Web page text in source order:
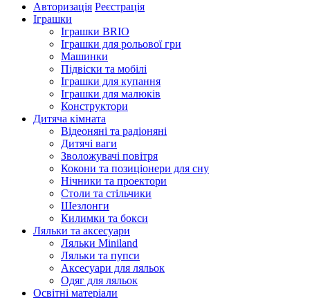
Авторизація Реєстрація
Іграшки
Іграшки BRIO
Іграшки для рольової гри
Машинки
Підвіски та мобілі
Іграшки для купання
Іграшки для малюків
Конструктори
Дитяча кімната
Відеоняні та радіоняні
Дитячі ваги
Зволожувачі повітря
Кокони та позиціонери для сну
Нічники та проектори
Столи та стільчики
Шезлонги
Килимки та бокси
Ляльки та аксесуари
Ляльки Miniland
Ляльки та пупси
Аксесуари для ляльок
Одяг для ляльок
Освітні матеріали